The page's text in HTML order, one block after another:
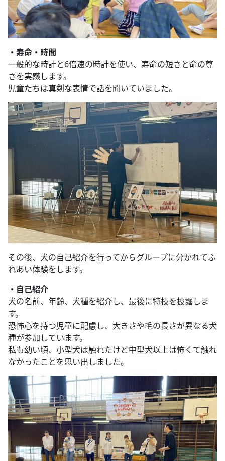
・寿命・時間
一般的な時計と6倍速の時計を使い、寿命の短さと命の尊
さを実感します。
児童たちは真剣な表情で話を聞いていました。
その後、犬の自己紹介を行ってからグループに分かれてふ
れあい体験をします。
・自己紹介
犬の名前、年齢、犬種を紹介し、最後に特技を披露しま
す。
恐怖心を持つ児童に配慮し、大きさや毛の長さが異なる犬
種が参加しています。
私も幼い頃、小型犬は触れたけど中型犬以上は怖くて触れ
なかったことを思い出しました。